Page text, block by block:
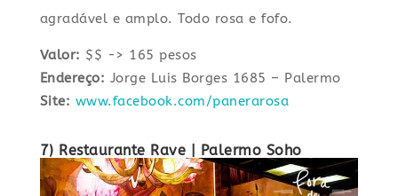
agradável e amplo. Todo rosa e fofo.
Valor: $$ -> 165 pesos
Endereço: Jorge Luis Borges 1685 – Palermo
Site: www.facebook.com/panerarosa
7) Restaurante Rave | Palermo Soho